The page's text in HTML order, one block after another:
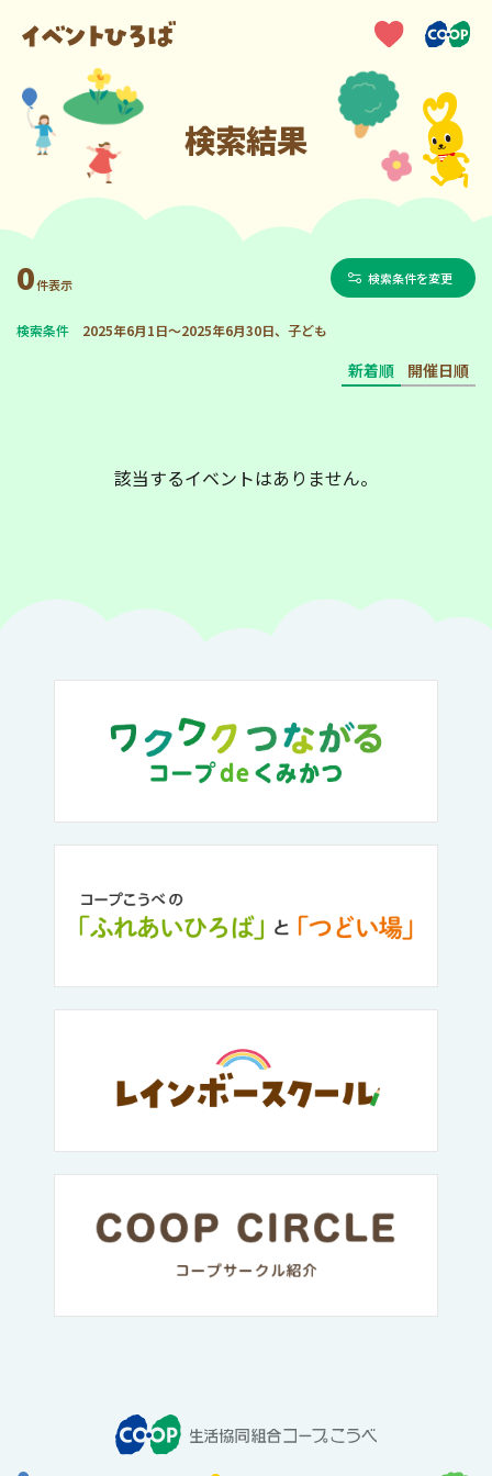
検索結果
0件表示 検索条件を変更
検索条件 2025年6月1日～2025年6月30日、子ども
新着順 開催日順
該当するイベントはありません。